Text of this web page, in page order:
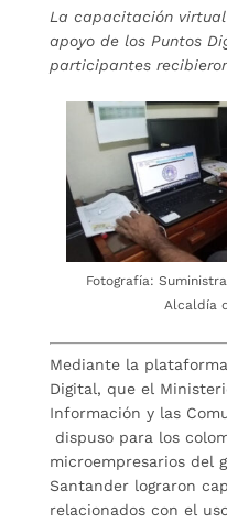
La capacitación
apoyo de los Puntos
participantes
Fotografía:
Alcaldía
Mediante la
Digital, que el
Información y las
dispuso para los
microempresarios del
Santander lograron
relacionados con el